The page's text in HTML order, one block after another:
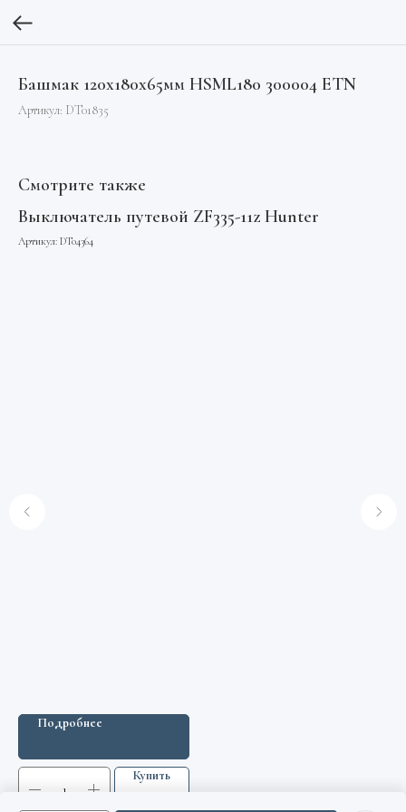
Башмак 120х180х65мм HSML180 300004 ETN
Артикул: DT01835
Смотрите также
Выключатель путевой ZF335-11z Hunter
Артикул: DT04364
Подробнее
Купить